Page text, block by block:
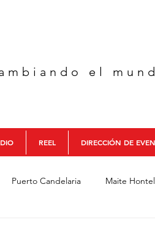
el
REEL DIRECCIÓN DE
Puerto Candelaria Maite